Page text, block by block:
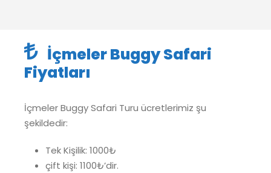
İçmeler Buggy Safari
Fiyatları
İçmeler Buggy Safari Turu ücretlerimiz şu
şekildedir:
Tek Kişilik: 1000₺
çift kişi: 1100₺’dir.